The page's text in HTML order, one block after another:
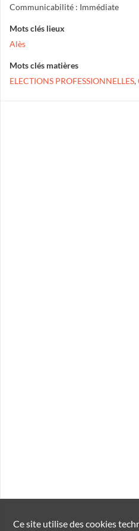
Communicabilité : Immédiate
Mots clés lieux
Alès
Mots clés matières
ELECTIONS PROFESSIONNELLES,
Ce site utilise descookies